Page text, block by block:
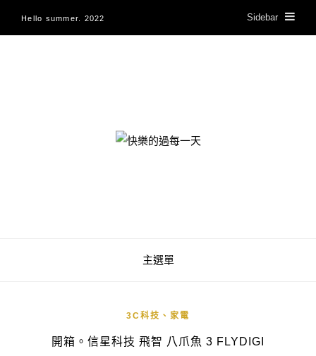
Hello summer. 2022 Sidebar
快樂的過每一天
主選單
3C科技、家電
開箱。信星科技 飛智 八爪魚 3 FLYDIGI